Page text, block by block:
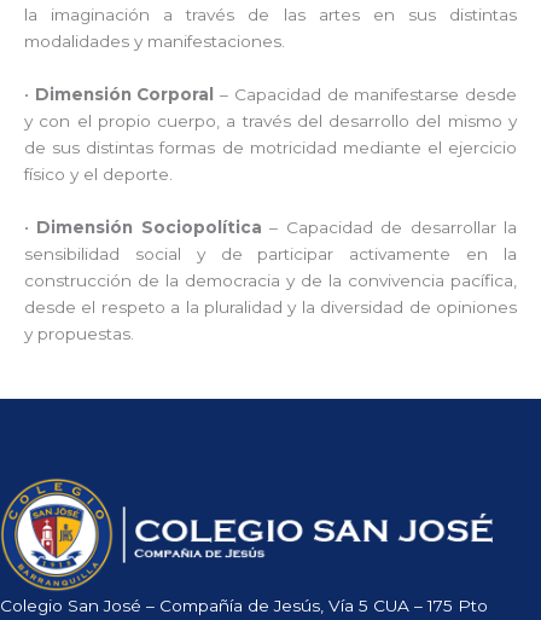
la imaginación a través de las artes en sus distintas
modalidades y manifestaciones.
• Dimensión Corporal– Capacidad de manifestarse desde
y con el propio cuerpo, a través del desarrollo del mismo y
de sus distintas formas de motricidad mediante el ejercicio
físico y el deporte.
• Dimensión Sociopolítica – Capacidad de desarrollar la
sensibilidad social y de participar activamente en la
construcción de la democracia y de la convivencia pacífica,
desde el respeto a la pluralidad y la diversidad de opiniones
y propuestas.
Colegio San José – Compañía de Jesús, Vía 5 CUA – 175 Pto